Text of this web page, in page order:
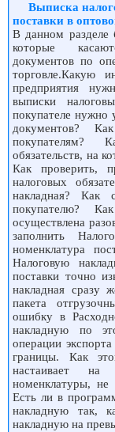
Выписка
поставки в
В данном разделе
которые
документов по
торговле.Какую
предприятия
выписки
покупателе нужно
документов?
покупателям?
обязательств, на
Как проверить,
налоговых
накладная? Как
покупателю?
осуществлена
заполнить
номенклатура
Налоговую
поставки точно
накладная сразу
пакета
ошибку в
накладную по
операции
границы. Как
настаивает
номенклатуры, не
Есть ли в
накладную так,
накладную на